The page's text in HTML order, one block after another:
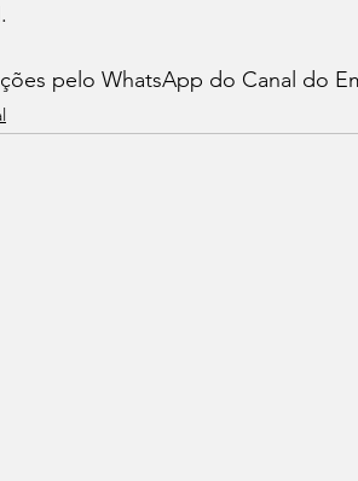
pelo WhatsApp do Canal do